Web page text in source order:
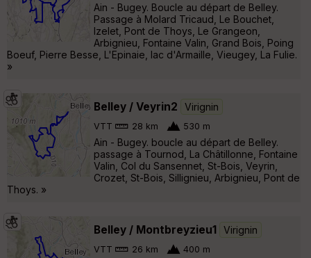
Ain - Bugey. Boucle au départ de Belley.
Passage à Molard Tricaud, Le Bouchet,
Izelet, Pont de Thoys, Le Grangeon,
Arbignieu, Fontaine Valin, Grand Bois, Poing
Boeuf, Pierre Besse, L'Epinaie, lac d'Armaille, Vieugey, La Fulie.
»
Belley / Veyrin2 Virignin
VTT 28 km 530 m
Ain - Bugey. boucle au départ de Belley.
passage à Tournod, La Châtillonne, Fontaine
Valin, Col du Sansennet, St-Bois, Veyrin,
Crozet, St-Bois, Sillignieu, Arbignieu, Pont de
Thoys. »
Belley / Montbreyzieu1 Virignin
VTT 26 km 400 m